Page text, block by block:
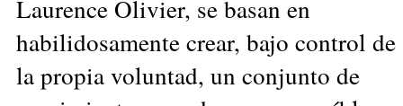
Laurence Olivier, se basan en
habilidosamente crear, bajo control de
la propia voluntad, un conjunto de